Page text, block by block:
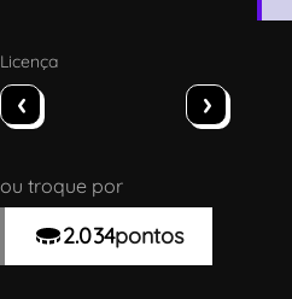
Licença
‹ ›
ou troque por
2.034pontos